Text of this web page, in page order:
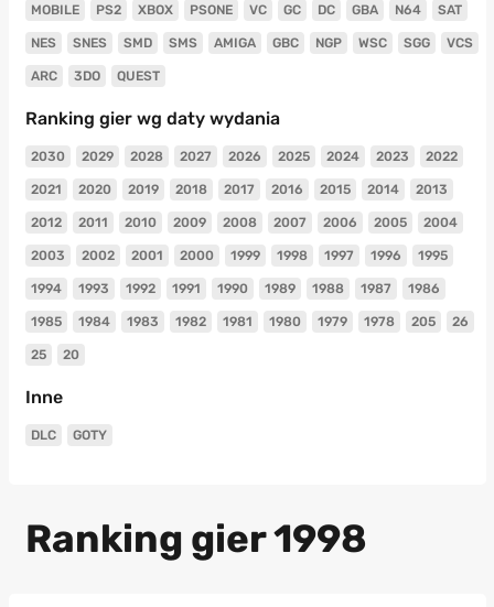
MOBILE PS2 XBOX PSONE VC GC DC GBA N64 SAT
NES SNES SMD SMS AMIGA GBC NGP WSC SGG VCS
ARC 3DO QUEST
Ranking gier wg daty wydania
2030 2029 2028 2027 2026 2025 2024 2023 2022
2021 2020 2019 2018 2017 2016 2015 2014 2013
2012 2011 2010 2009 2008 2007 2006 2005 2004
2003 2002 2001 2000 1999 1998 1997 1996 1995
1994 1993 1992 1991 1990 1989 1988 1987 1986
1985 1984 1983 1982 1981 1980 1979 1978 205 26
25 20
Inne
DLC GOTY
Ranking gier 1998